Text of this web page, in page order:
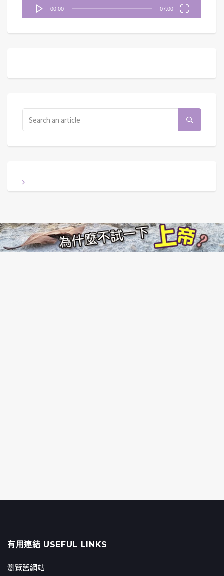
00:00 07:00
有用連結 USEFUL LINKS
瀏覽舊網站